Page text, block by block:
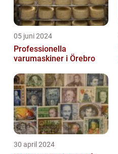
05 juni 2024
Professionella
varumaskiner i Örebro
30 april 2024